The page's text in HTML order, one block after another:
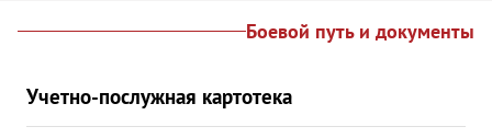
Боевой путь и документы
Учетно-послужная картотека